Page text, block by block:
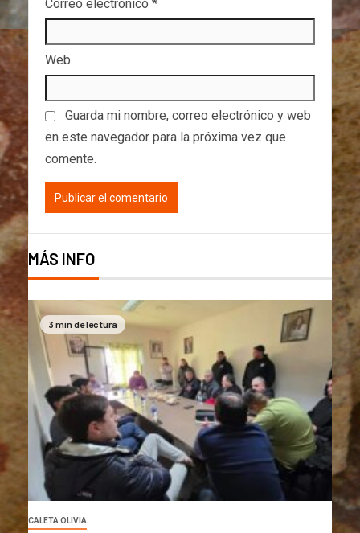
Correo electrónico *
Web
Guarda mi nombre, correo electrónico y web
en este navegador para la próxima vez que
comente.
MÁS INFO
3 min de lectura
CALETA OLIVIA